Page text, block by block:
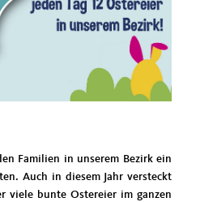
Familien in unserem Bezirk ein
Auch in diesem Jahr versteckt
viele bunte Ostereier im ganzen